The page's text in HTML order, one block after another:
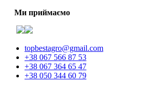
Ми приймаємо
topbestagro@gmail.com
+38 067 566 87 53
+38 067 364 65 47
+38 050 344 60 79